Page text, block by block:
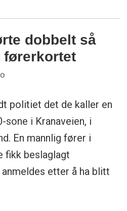
dobbelt så
førerkortet
politiet det de kaller en
sone i Kranaveien, i
En mannlig fører i
fikk beslaglagt
etter å ha blitt